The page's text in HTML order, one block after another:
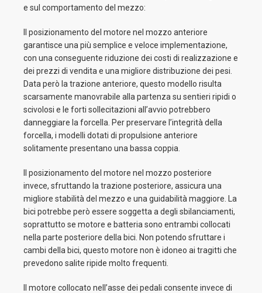
e sul comportamento del mezzo:
Il posizionamento del motore nel mozzo anteriore
garantisce una più semplice e veloce implementazione,
con una conseguente riduzione dei costi di realizzazione e
dei prezzi di vendita e una migliore distribuzione dei pesi.
Data però la trazione anteriore, questo modello risulta
scarsamente manovrabile alla partenza su sentieri ripidi o
scivolosi e le forti sollecitazioni all’avvio potrebbero
danneggiare la forcella. Per preservare l’integrità della
forcella, i modelli dotati di propulsione anteriore
solitamente presentano una bassa coppia.
Il posizionamento del motore nel mozzo posteriore
invece, sfruttando la trazione posteriore, assicura una
migliore stabilità del mezzo e una guidabilità maggiore. La
bici potrebbe però essere soggetta a degli sbilanciamenti,
soprattutto se motore e batteria sono entrambi collocati
nella parte posteriore della bici. Non potendo sfruttare i
cambi della bici, questo motore non è idoneo ai tragitti che
prevedono salite ripide molto frequenti.
Il motore collocato nell’asse dei pedali consente invece di